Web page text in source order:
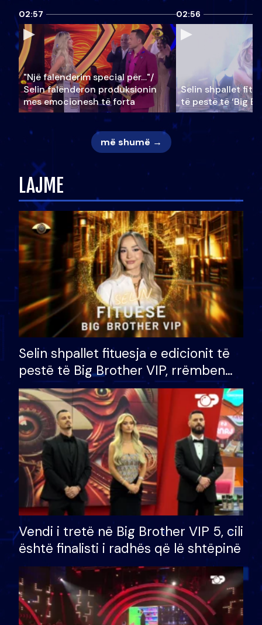
02:57
"Një falenderim special për…"/
Selin falënderon produksionin
mes emocionesh të forta
02:56
Selin shpallet
të pestë të ‘Big
më shumë →
LAJME
Selin shpallet fituesja e edicionit të
pestë të Big Brother VIP, rrëmben
çmimin e madh prej 100 mijë eurosh
Vendi i tretë në Big Brother VIP 5, cili
është finalisti i radhës që lë shtëpinë